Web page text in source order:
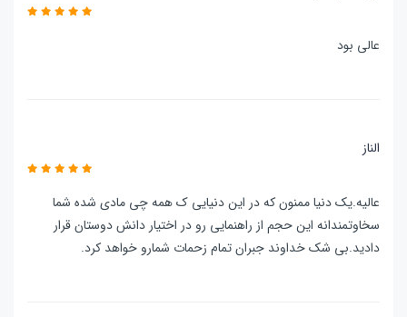
عالی بود
الناز
عالیه.یک دنیا ممنون که در این دنیایی ک همه چی مادی شده شما
سخاوتمندانه این حجم از راهنمایی رو در اختیار دانش دوستان قرار
دادید.بی شک خداوند جبران تمام زحمات شمارو خواهد کرد.